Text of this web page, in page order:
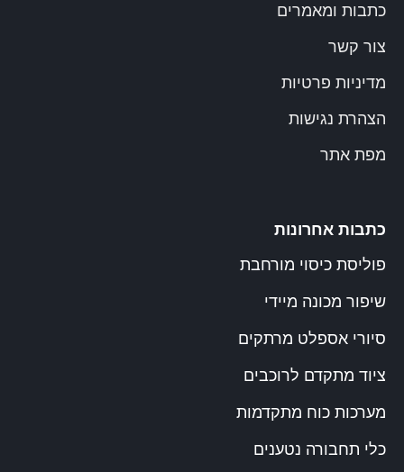
כתבות ומאמרים
צור קשר
מדיניות פרטיות
הצהרת נגישות
מפת אתר
כתבות אחרונות
פוליסת כיסוי מורחבת
שיפור מכונה מיידי
סיורי אספלט מרתקים
ציוד מתקדם לרוכבים
מערכות כוח מתקדמות
כלי תחבורה נטענים